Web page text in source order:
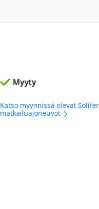
Myyty
Katso myynnissä olevat
matkailuajoneuvot